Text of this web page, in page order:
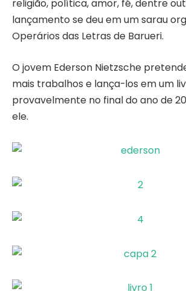
religião, política, amor, fé, dentre
lançamento se deu em um sarau
Operários das Letras de Barueri.
O jovem Ederson Nietzsche
mais trabalhos e lança-los em um
provavelmente no final do ano de
ele.